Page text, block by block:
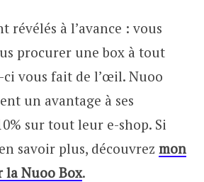
révélés à l’avance : vous
procurer une box à tout
ci vous fait de l’œil. Nuoo
un avantage à ses
sur tout leur e-shop. Si
savoir plus, découvrez mon
la Nuoo Box.